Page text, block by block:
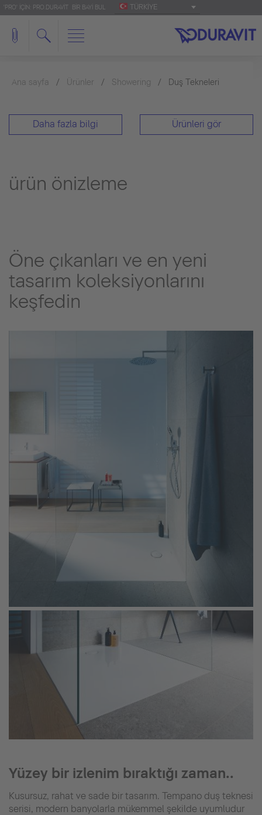
'PRO' IÇIN: PRO.DURAVIT BIR BAYI BUL TÜRKIYE
Ana sayfa Ürünler Showering Duş Tekneleri
Daha fazla bilgi Ürünleri gör
ürün önizleme
Öne çıkanları ve en yeni
tasarım koleksiyonlarını
keşfedin
Yüzey bir izlenim bıraktığı zaman..
Kusursuz, rahat ve sade bir tasarım. Tempano duş teknesi
serisi, modern banyolarla mükemmel şekilde uyumludur